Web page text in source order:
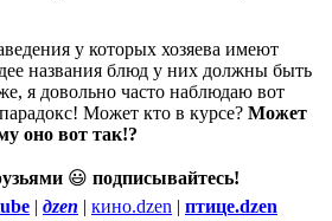
у которых хозяева имеют
названия блюд у них должны быть
я довольно часто наблюдаю вот
Может кто в курсе? Может
оно вот так!?
😃 подписывайтесь!
| дzen | кино.dzen | птице.dzen